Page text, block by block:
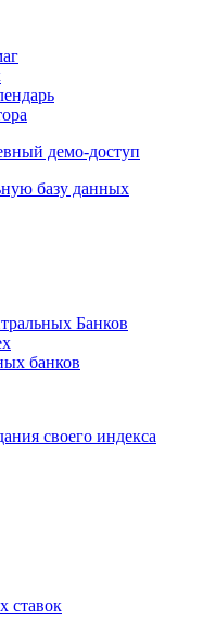
демо-доступ
базу данных
Банков
банков
своего индекса
ставок